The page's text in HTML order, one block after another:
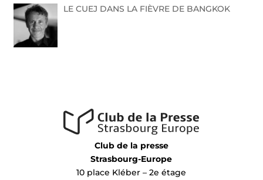
LE CUEJ DANS LA FIÈVRE DE BANGKOK
Club de la presse
Strasbourg-Europe
10 place Kléber – 2e étage